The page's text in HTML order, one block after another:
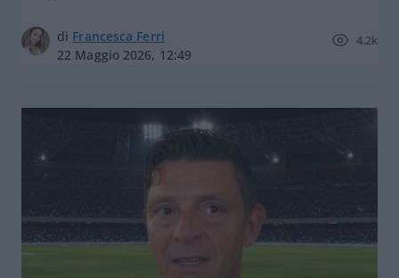
di Francesca Ferri
22 Maggio 2026, 12:49
4.2k